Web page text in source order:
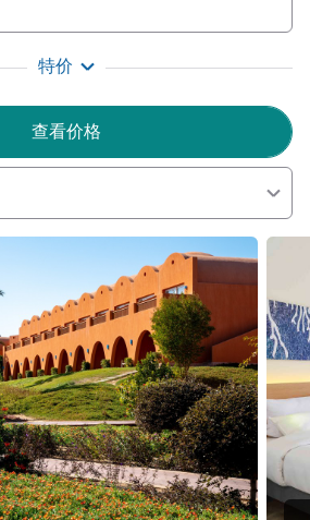
的瞬间是我们的使命。预订您的悠闲
店管理
特价
查看价格
请参